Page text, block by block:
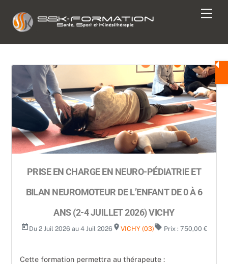
content
PRISE EN CHARGE EN NEURO-PÉDIATRIE ET
BILAN NEUROMOTEUR DE L’ENFANT DE 0 À 6
ANS (2-4 JUILLET 2026) VICHY
today Du 2 Juil 2026 au 4 Juil 2026 room VICHY (03)local_offer Prix : 750,00 €
Cette formation permettra au thérapeute :